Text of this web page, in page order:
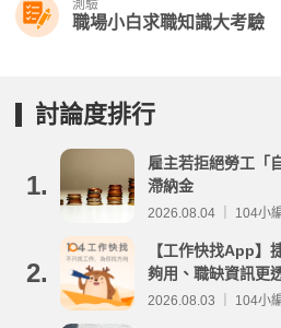
測驗
職場小白求職知識大考驗
討論度排行
1.
雇主若拒絕勞工「
滯納金
2026.08.04 ｜ 104小
2.
【工作快找App】
夠用、職缺資訊更
2026.08.03 ｜ 104小